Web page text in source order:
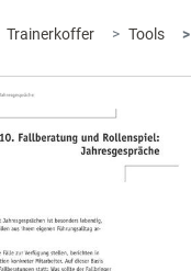
Trainerkoffer Tools